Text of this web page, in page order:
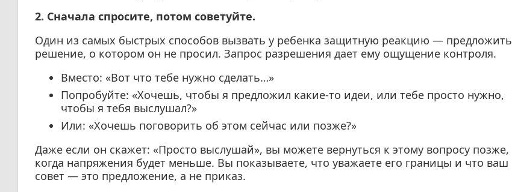
2. Сначала спросите, потом советуйте.
Один из самых быстрых способов вызвать у ребенка защитную реакцию — предложить
решение, о котором он не просил. Запрос разрешения дает ему ощущение контроля.
Вместо: «Вот что тебе нужно сделать…»
Попробуйте: «Хочешь, чтобы я предложил какие-то идеи, или тебе просто нужно,
чтобы я тебя выслушал?»
Или: «Хочешь поговорить об этом сейчас или позже?»
Даже если он скажет: «Просто выслушай», вы можете вернуться к этому вопросу позже,
когда напряжения будет меньше. Вы показываете, что уважаете его границы и что ваш
совет — это предложение, а не приказ.